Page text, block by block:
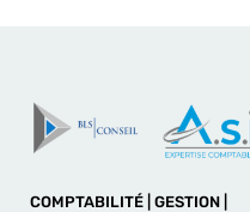
COMPTABILITÉ | GESTION |